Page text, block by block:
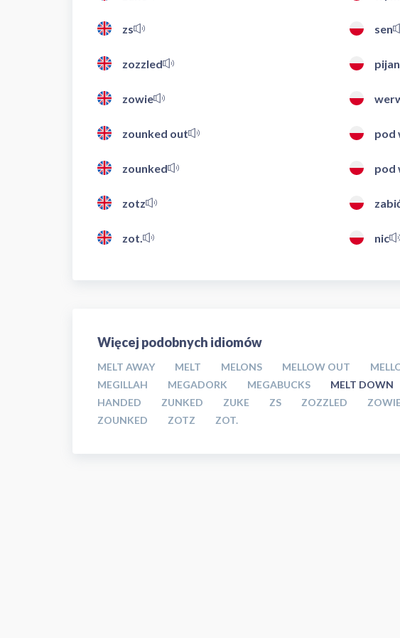
zs sen
zozzled
zowie
zounked out pod
zounked pod
zotz
zot. nic
Więcej podobnych idiomów
MELT AWAY MELT MELONS MELLOW OUT
MEGILLAH
MEGADORK MEGABUCKS MELT DOWN
HANDED
ZUNKED ZUKE ZS ZOZZLED
ZOUNKED
ZOTZ ZOT.